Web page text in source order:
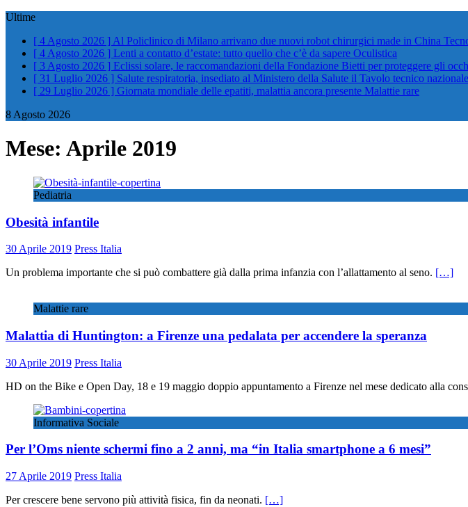
Ultime
[ 4 Agosto 2026 ] Al Policlinico di Milano arrivano due nuovi robot chirurgici made in China
[ 4 Agosto 2026 ] Lenti a contatto d’estate: tutto quello che c’è da sapere Oculistica
[ 3 Agosto 2026 ] Eclissi solare, le raccomandazioni della Fondazione Bietti per proteggere gli
[ 31 Luglio 2026 ] Salute respiratoria, insediato al Ministero della Salute il Tavolo tecnico nazionale
[ 29 Luglio 2026 ] Giornata mondiale delle epatiti, malattia ancora presente Malattie rare
8 Agosto 2026
Mese: Aprile 2019
Pediatria
Obesità infantile
30 Aprile 2019 Press Italia
Un problema importante che si può combattere già dalla prima infanzia con l’allattamento al seno. […]
Malattie rare
Malattia di Huntington: a Firenze una pedalata per accendere la speranza
30 Aprile 2019 Press Italia
HD on the Bike e Open Day, 18 e 19 maggio doppio appuntamento a Firenze nel mese dedicato alla
Informativa Sociale
Per l’Oms niente schermi fino a 2 anni, ma “in Italia smartphone a 6 mesi”
27 Aprile 2019 Press Italia
Per crescere bene servono più attività fisica, fin da neonati. […]